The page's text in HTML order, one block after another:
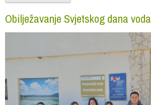
Obilježavanje Svjetskog dana voda